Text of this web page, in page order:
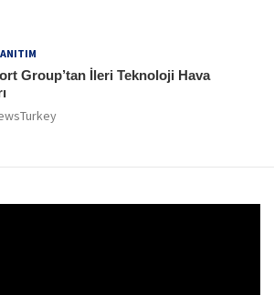
Group’tan İleri Teknoloji Hava